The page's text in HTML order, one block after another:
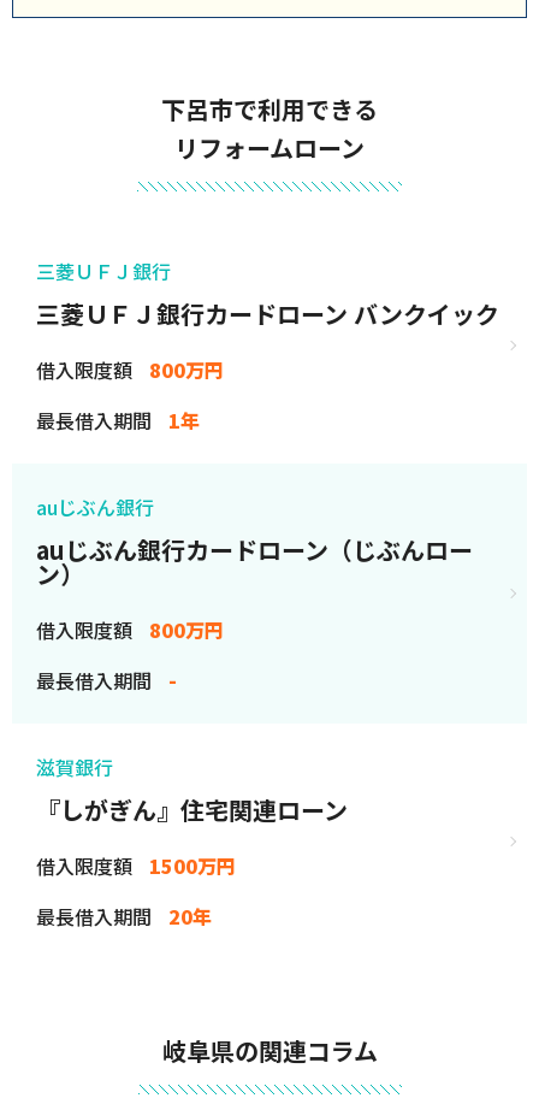
下呂市で利用できる
リフォームローン
三菱ＵＦＪ銀行
三菱ＵＦＪ銀行カードローン バンクイック
借入限度額
800万円
最長借入期間
1年
auじぶん銀行
auじぶん銀行カードローン（じぶんロー
ン）
借入限度額
800万円
最長借入期間
-
滋賀銀行
『しがぎん』住宅関連ローン
借入限度額
1500万円
最長借入期間
20年
岐阜県の関連コラム